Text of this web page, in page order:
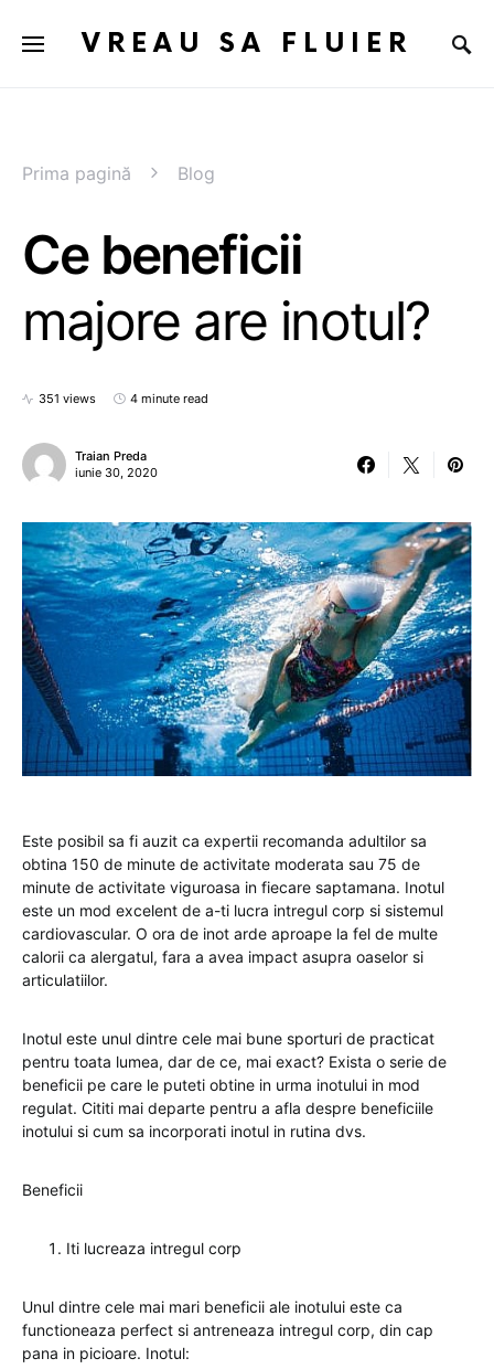
VREAU SA FLUIER
Prima pagină Blog
Ce beneficii
majore are inotul?
351 views 4 minute read
Traian Preda
iunie 30, 2020
Este posibil sa fi auzit ca expertii recomanda adultilor sa
obtina 150 de minute de activitate moderata sau 75 de
minute de activitate viguroasa in fiecare saptamana. Inotul
este un mod excelent de a-ti lucra intregul corp si sistemul
cardiovascular. O ora de inot arde aproape la fel de multe
calorii ca alergatul, fara a avea impact asupra oaselor si
articulatiilor.
Inotul este unul dintre cele mai bune sporturi de practicat
pentru toata lumea, dar de ce, mai exact? Exista o serie de
beneficii pe care le puteti obtine in urma inotului in mod
regulat. Cititi mai departe pentru a afla despre beneficiile
inotului si cum sa incorporati inotul in rutina dvs.
Beneficii
Iti lucreaza intregul corp
Unul dintre cele mai mari beneficii ale inotului este ca
functioneaza perfect si antreneaza intregul corp, din cap
pana in picioare. Inotul: